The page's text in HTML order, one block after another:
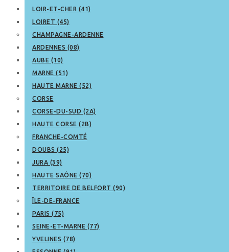
LOIR-ET-CHER (41)
LOIRET (45)
CHAMPAGNE-ARDENNE
ARDENNES (08)
AUBE (10)
MARNE (51)
HAUTE MARNE (52)
CORSE
CORSE-DU-SUD (2A)
HAUTE CORSE (2B)
FRANCHE-COMTÉ
DOUBS (25)
JURA (39)
HAUTE SAÔNE (70)
TERRITOIRE DE BELFORT (90)
ÎLE-DE-FRANCE
PARIS (75)
SEINE-ET-MARNE (77)
YVELINES (78)